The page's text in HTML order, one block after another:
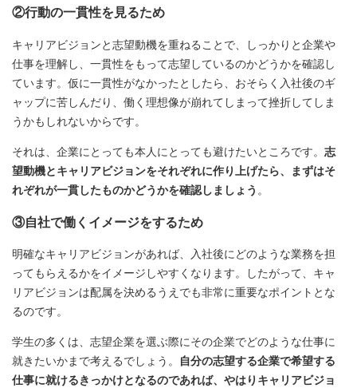
②行動の一貫性を見るため
キャリアビジョンと志望動機を重ねることで、しっかりと企業や
仕事を理解し、一貫性をもって志望しているのかどうかを確認し
ています。仮に一貫性がなかったとしたら、おそらく入社後のギ
ャップに苦しんだり、働く理想像が崩れてしまって挫折してしま
うかもしれないからです。
それは、企業にとっても本人にとっても避けたいところです。 志
望動機とキャリアビジョンをそれぞれに作り上げたら、まずはそ
れぞれが一貫したものかどうかを確認しましょう 。
③自社で働くイメージをするため
明確なキャリアビジョンがあれば、入社後にどのような業務を担
ってもらえるかをイメージしやすくなります。したがって、キャ
リアビジョンは配属を決めるうえでも非常に重要なポイントとな
るのです。
学生の多くは、志望企業を選ぶ際にその企業でどのような仕事に
就きたいかまで考えるでしょう。
自分の志望する企業で希望する
仕事に就けるきっかけとなるのであれば、やはりキャリアビジョ